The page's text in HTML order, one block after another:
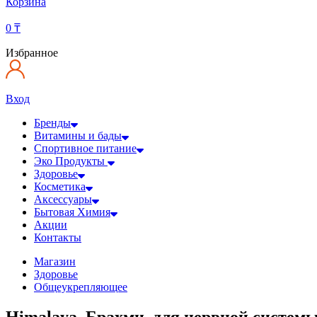
0 ₸
Избранное
Вход
Бренды
Витамины и бады
Спортивное питание
Эко Продукты
Здоровье
Косметика
Аксессуары
Бытовая Химия
Акции
Контакты
Магазин
Здоровье
Общеукрепляющее